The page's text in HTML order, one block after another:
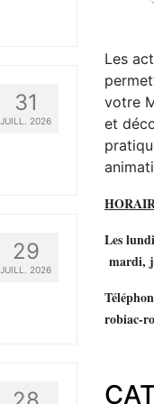
31
JUILL. 2026
29
JUILL. 2026
Les
votre
et
Les
mardi,
robiac-